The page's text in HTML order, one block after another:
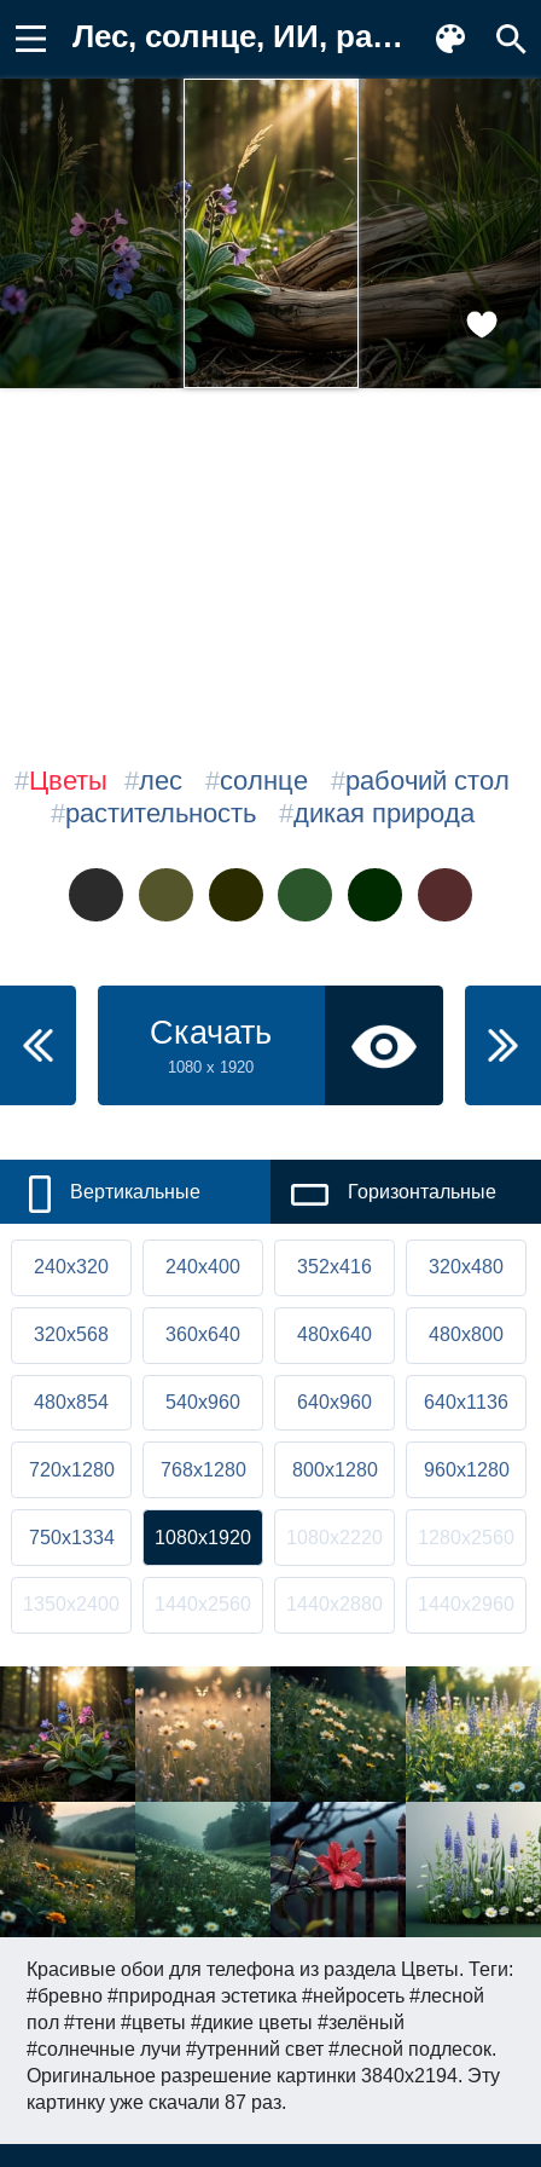
Лес, солнце, ИИ, рабочий стол, HD Обои на телефон
Красивые обои для телефона из раздела Цветы. Теги:
#бревно #природная эстетика #нейросеть #лесной
пол #тени #цветы #дикие цветы #зелёный
#солнечные лучи #утренний свет #лесной подлесок.
Оригинальное разрешение картинки 3840x2194. Эту
картинку уже скачали 87 раз.
#Цветы #лес #солнце #рабочий стол
#растительность #дикая природа
Скачать
1080 x 1920
Вертикальные Горизонтальные
240x320 240x400 352x416 320x480
320x568 360x640 480x640 480x800
480x854 540x960 640x960 640x1136
720x1280 768x1280 800x1280 960x1280
750x1334 1080x1920 1080x2220 1280x2560
1350x2400 1440x2560 1440x2880 1440x2960